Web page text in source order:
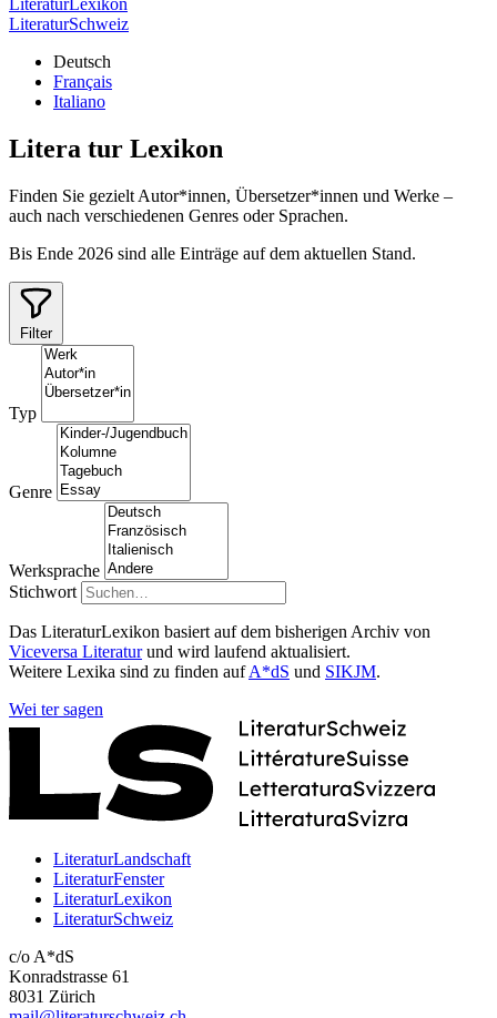
LiteraturLexikon
LiteraturSchweiz
Deutsch
Français
Italiano
Litera tur Lexikon
Finden Sie gezielt Autor*innen, Übersetzer*innen und Werke –
auch nach verschiedenen Genres oder Sprachen.
Bis Ende 2026 sind alle Einträge auf dem aktuellen Stand.
Filter
Typ
Genre
Werksprache
Stichwort
Das LiteraturLexikon basiert auf dem bisherigen Archiv von
Viceversa Literaturund wird laufend aktualisiert.
Weitere Lexika sind zu finden aufA*dS und SIKJM.
Wei ter sagen
LiteraturLandschaft
LiteraturFenster
LiteraturLexikon
LiteraturSchweiz
c/o A*dS
Konradstrasse 61
8031 Zürich